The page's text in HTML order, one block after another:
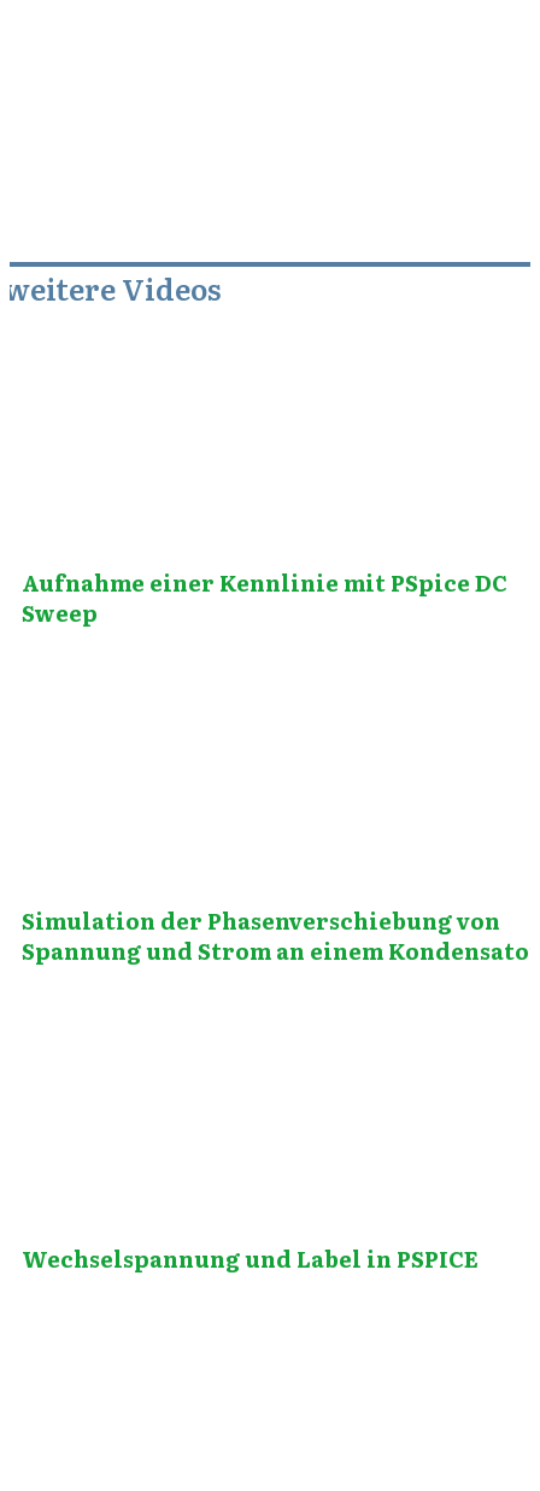
weitere Videos
Aufnahme einer Kennlinie mit PSpice DC
Sweep
Simulation der Phasenverschiebung von
Spannung und Strom an einem
Wechselspannung und Label in PSPICE